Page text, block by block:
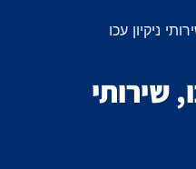
ניקיון עכו
שירותי